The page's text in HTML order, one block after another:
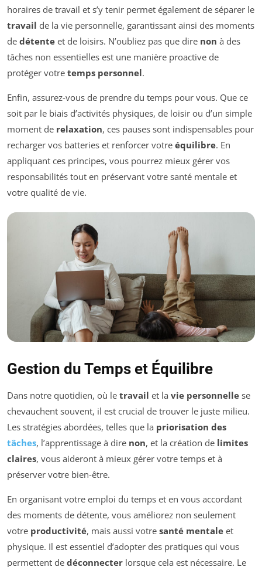
horaires de travail et s’y tenir permet également de séparer le
travail de la vie personnelle, garantissant ainsi des moments
de détente et de loisirs. N’oubliez pas que dire non à des
tâches non essentielles est une manière proactive de
protéger votre temps personnel.
Enfin, assurez-vous de prendre du temps pour vous. Que ce
soit par le biais d’activités physiques, de loisir ou d’un simple
moment de relaxation, ces pauses sont indispensables pour
recharger vos batteries et renforcer votre équilibre. En
appliquant ces principes, vous pourrez mieux gérer vos
responsabilités tout en préservant votre santé mentale et
votre qualité de vie.
Gestion du Temps et Équilibre
Dans notre quotidien, où le travail et la vie personnelle se
chevauchent souvent, il est crucial de trouver le juste milieu.
Les stratégies abordées, telles que la priorisation des
tâches, l’apprentissage à dire non, et la création de limites
claires, vous aideront à mieux gérer votre temps et à
préserver votre bien-être.
En organisant votre emploi du temps et en vous accordant
des moments de détente, vous améliorez non seulement
votre productivité, mais aussi votre santé mentale et
physique. Il est essentiel d’adopter des pratiques qui vous
permettent de déconnecter lorsque cela est nécessaire. Le